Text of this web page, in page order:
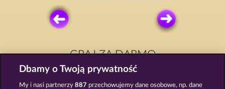
GRAJ ZA DARMO
Dbamy o Twoją prywatność
My i nasi partnerzy887 przechowujemy dane osobowe, np. dane